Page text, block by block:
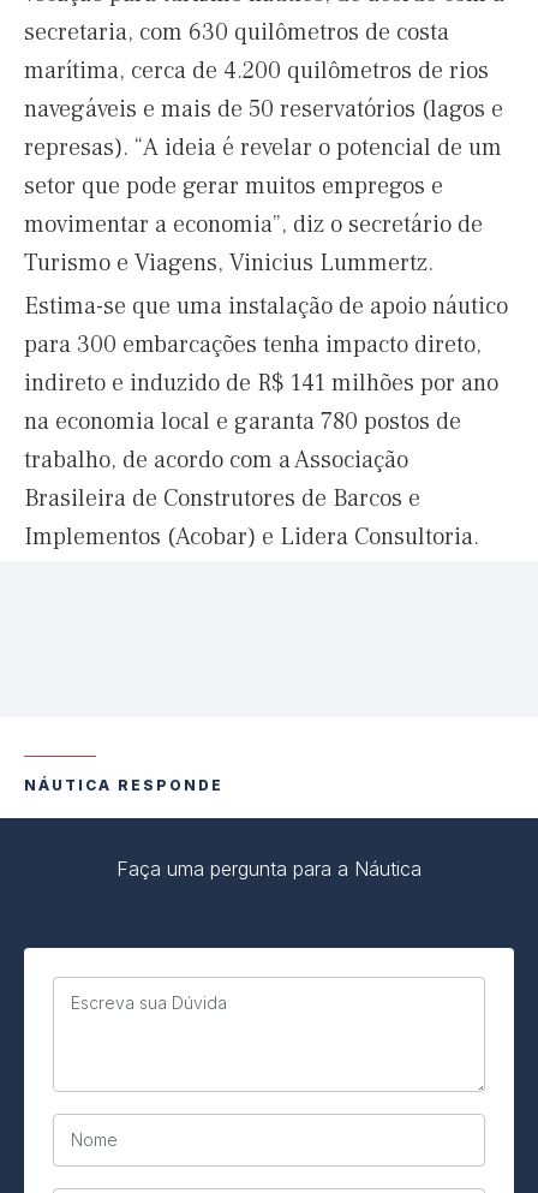
secretaria, com 630 quilômetros de costa
marítima, cerca de 4.200 quilômetros de rios
navegáveis e mais de 50 reservatórios (lagos e
represas). “A ideia é revelar o potencial de um
setor que pode gerar muitos empregos e
movimentar a economia”, diz o secretário de
Turismo e Viagens, Vinicius Lummertz.
Estima-se que uma instalação de apoio náutico
para 300 embarcações tenha impacto direto,
indireto e induzido de R$ 141 milhões por ano
na economia local e garanta 780 postos de
trabalho, de acordo com a Associação
Brasileira de Construtores de Barcos e
Implementos (Acobar) e Lidera Consultoria.
NÁUTICA RESPONDE
Faça uma pergunta para a Náutica
Escreva sua Dúvida
Nome